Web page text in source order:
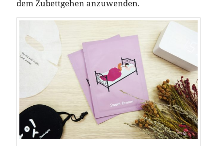
dem Zubettgehen anzuwenden.